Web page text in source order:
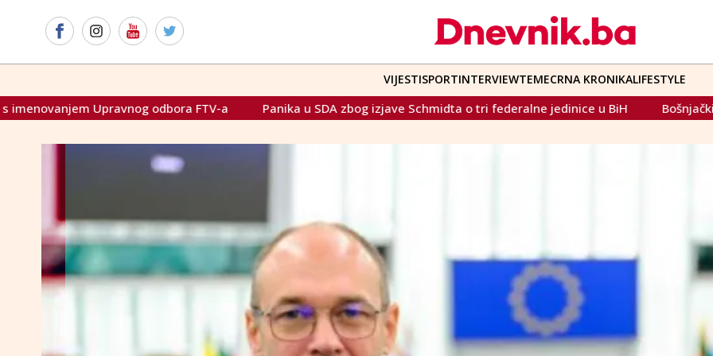
VIJESTISPORTINTERVIEWTEMECRNA KRONIKALIFESTYLE
odbora FTV-a Panika u SDA zbog izjave Schmidta o tri federalne jedinice u BiH Bošnjački zastupnici ipak došli